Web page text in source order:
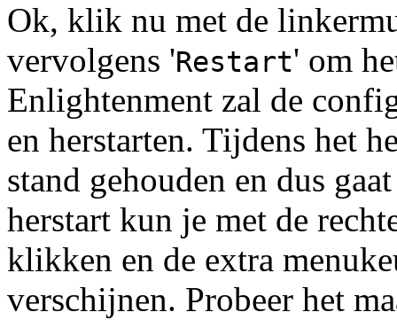
Ok, klik nu met de
vervolgens 'Restart' om
Enlightenment zal de
en herstarten. Tijdens het
stand gehouden en dus
herstart kun je met de
klikken en de extra
verschijnen. Probeer het